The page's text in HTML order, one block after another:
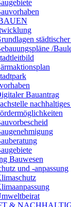
/
Bauantrag
Bauwesen
und -anpassung
&